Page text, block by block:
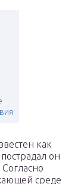
как
он
среде